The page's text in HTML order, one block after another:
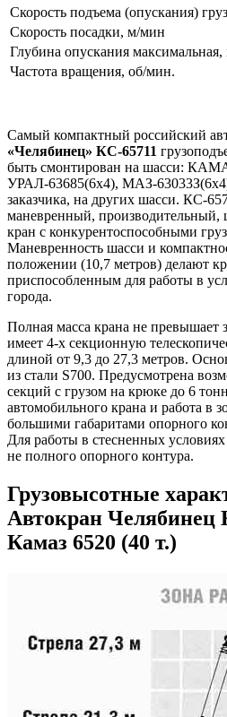
Скорость подъема (опускания)
Скорость посадки, м/мин
Глубина опускания максимальная,
Частота вращения, об/мин.
Самый компактный российский
«Челябинец» КС-65711
быть смонтирован на шасси:
УРАЛ-63685(6x4), МАЗ-
заказчика, на других шасси. КС-
маневренный,
кран с конкурентоспособными
Маневренность шасси и
положении (10,7 метров) делают
приспособленным для работы в
города.
Полная масса крана не превышает
имеет 4-х секционную
длиной от 9,3 до 27,3 метров.
из стали S700. Предусмотрена
секций с грузом на крюке до 6
автомобильного крана и работа в
большими габаритами опорного
Для работы в стесненных
не полного опорного контура.
Грузовысотные
Автокран Челябинец
Камаз 6520 (40 т.)